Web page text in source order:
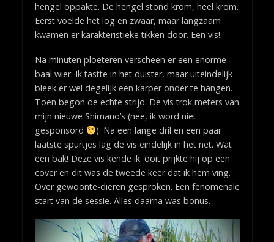
hengel oppakte. De hengel stond krom, heel krom.
Eerst voelde het log en zwaar, maar langzaam
kwamen er karakteristieke tikken door. Een vis!
Na minuten ploeteren verscheen er een enorme
baal wier. Ik tastte in het duister, maar uiteindelijk
bleek er wel degelijk een karper onder te hangen.
Toen begon de echte strijd. De vis trok meters van
mijn nieuwe Shimano’s (nee, ik word niet
gesponsord
). Na een lange dril en een paar
laatste spurtjes lag de vis eindelijk in het net. Wat
een bak! Deze vis kende ik: ooit prijkte hij op een
cover en dit was de tweede keer dat ik hem ving.
Over gewoonte-dieren gesproken. Een fenomenale
start van de sessie. Alles daarna was bonus.